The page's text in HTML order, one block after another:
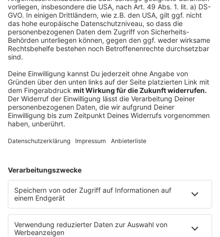
Panorama|Feuer haben im US-Bundesstaat Washington
mehr als 600 Häuser zerstört, Tausende mussten fliehen.
Auch im Westen Athens lodern die Brände weiter - und in
den Niederlanden brennt ein Naturgebiet.
Punkte
Topthemen|Der deutsche Leitindex hat die Marke von
26.000 Punkten geknackt. Den Impuls gaben die
Aussichten auf neue US-Iran-Verhandlungen und eine
Erholung im Technologiesektor.
private Investoren zu verkaufen, ist gescheitert. Die Kritik
am FIFA-Boss wird immer lauter. Längst wird über
Abschiedsszenarien gesprochen.
Trump: Angriffe auf Iran abgesagt - «Umrisse einer
Einigung»